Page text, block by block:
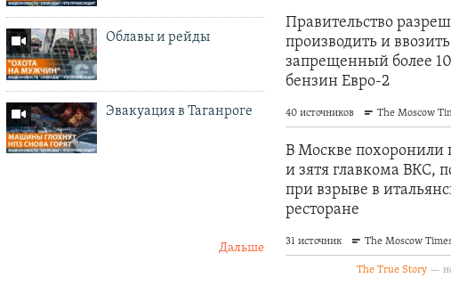
Облавы и рейды
Эвакуация в Таганроге
Дальше